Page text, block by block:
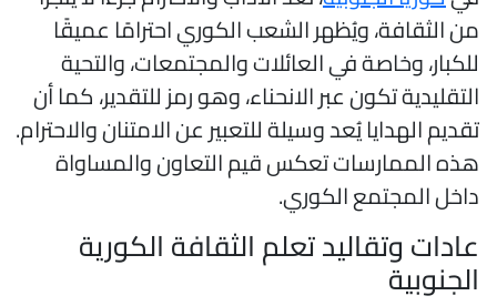
الثقافة، ويُظهر الشعب الكوري احترامًا عميقًا
وخاصة في العائلات والمجتمعات، والتحية
تكون عبر الانحناء، وهو رمز للتقدير، كما أن
الهدايا يُعد وسيلة للتعبير عن الامتنان والاحترام.
الممارسات تعكس قيم التعاون والمساواة
المجتمع الكوري.
وتقاليد تعلم الثقافة الكورية